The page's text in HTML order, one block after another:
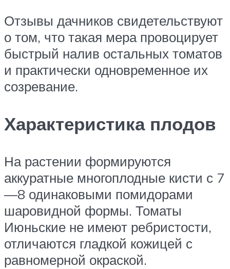
Отзывы дачников свидетельствуют
о том, что такая мера провоцирует
быстрый налив остальных томатов
и практически одновременное их
созревание.
Характеристика плодов
На растении формируются
аккуратные многоплодные кисти с 7
—8 одинаковыми помидорами
шаровидной формы. Томаты
Июньские не имеют ребристости,
отличаются гладкой кожицей с
равномерной окраской.